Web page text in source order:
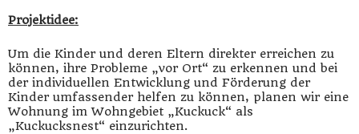
Projektidee:
Um die Kinder und deren Eltern direkter erreichen zu
können, ihre Probleme „vor Ort“ zu erkennen und bei
der individuellen Entwicklung und Förderung der
Kinder umfassender helfen zu können, planen wir eine
Wohnung im Wohngebiet „Kuckuck“ als
„Kuckucksnest“ einzurichten.